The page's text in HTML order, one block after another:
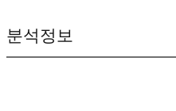
분석정보